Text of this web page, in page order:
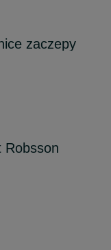
zaczepy
Robsson